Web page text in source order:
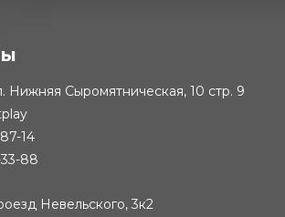
Нижняя Сыромятническая, 10 стр. 9
14
88
Невельского, 3к2